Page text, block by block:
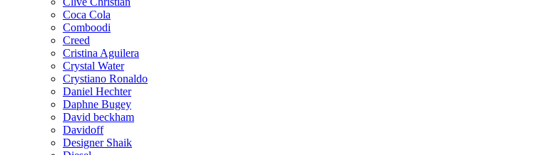
Coca Cola
Comboodi
Creed
Cristina Aguilera
Crystal Water
Crystiano Ronaldo
Daniel Hechter
Daphne Bugey
David beckham
Davidoff
Designer Shaik